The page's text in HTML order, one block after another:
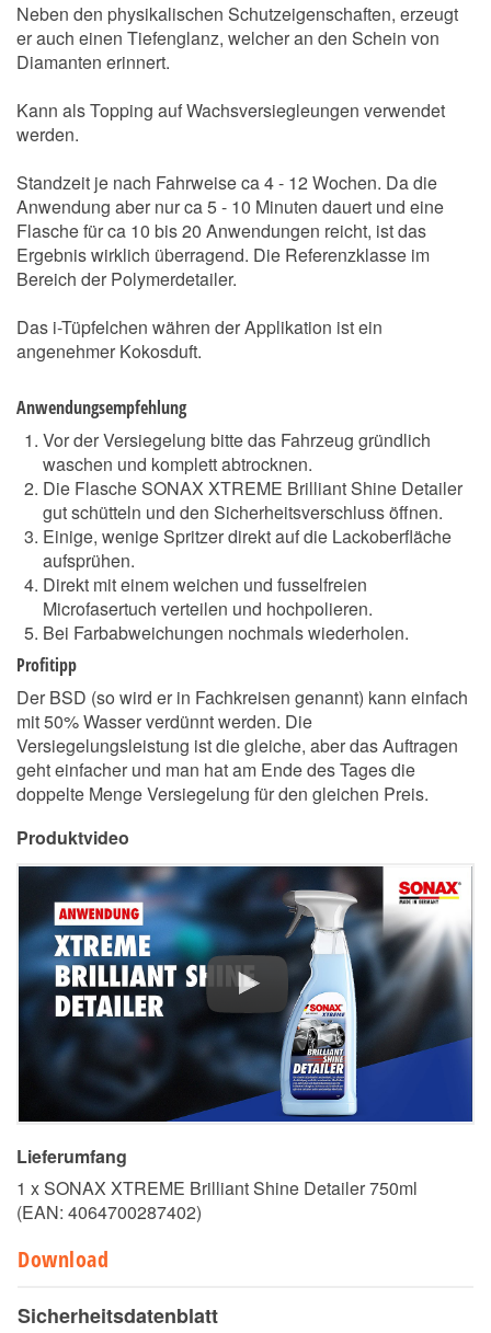
Neben den physikalischen Schutzeigenschaften, erzeugt
er auch einen Tiefenglanz, welcher an den Schein von
Diamanten erinnert.
Kann als Topping auf Wachsversiegleungen verwendet
werden.
Standzeit je nach Fahrweise ca 4 - 12 Wochen. Da die
Anwendung aber nur ca 5 - 10 Minuten dauert und eine
Flasche für ca 10 bis 20 Anwendungen reicht, ist das
Ergebnis wirklich überragend. Die Referenzklasse im
Bereich der Polymerdetailer.
Das i-Tüpfelchen währen der Applikation ist ein
angenehmer Kokosduft.
Anwendungsempfehlung
Vor der Versiegelung bitte das Fahrzeug gründlich
waschen und komplett abtrocknen.
Die Flasche SONAX XTREME Brilliant Shine Detailer
gut schütteln und den Sicherheitsverschluss öffnen.
Einige, wenige Spritzer direkt auf die Lackoberfläche
aufsprühen.
Direkt mit einem weichen und fusselfreien
Microfasertuch verteilen und hochpolieren.
Bei Farbabweichungen nochmals wiederholen.
Profitipp
Der BSD (so wird er in Fachkreisen genannt) kann einfach
mit 50% Wasser verdünnt werden. Die
Versiegelungsleistung ist die gleiche, aber das Auftragen
geht einfacher und man hat am Ende des Tages die
doppelte Menge Versiegelung für den gleichen Preis.
Produktvideo
Lieferumfang
1 x SONAX XTREME Brilliant Shine Detailer 750ml
(EAN: 4064700287402)
Download
Sicherheitsdatenblatt